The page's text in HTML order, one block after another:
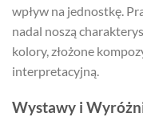
wpływ na jednostkę.
nadal noszą
kolory, złożone
interpretacyjną.
Wystawy i